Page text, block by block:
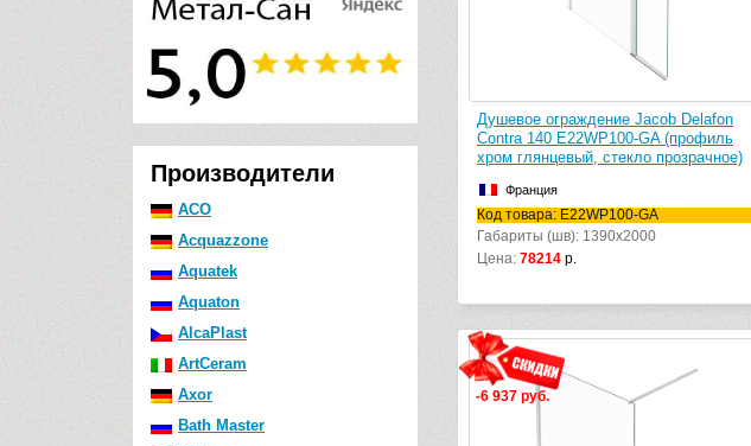
Производители
ACO
Acquazzone
Aquatek
Aquaton
AlcaPlast
ArtCeram
Axor
Bath Master
Душевое ограждение Jacob Delafon
Contra 140 E22WP100-GA (профиль
хром глянцевый, стекло прозрачное)
Франция
Код товара: E22WP100-GA
Габариты (шв): 1390x2000
Цена: 78214 р.
-6 937 руб.